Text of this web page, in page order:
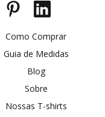
Como Comprar
Guia de Medidas
Blog
Sobre
Nossas T-shirts